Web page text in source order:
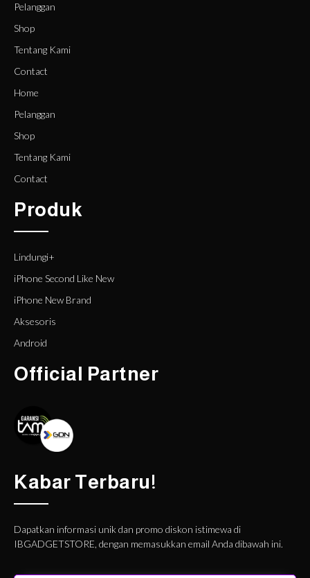
Pelanggan
Shop
Tentang Kami
Contact
Home
Pelanggan
Shop
Tentang Kami
Contact
Produk
Lindungi+
iPhone Second Like New
iPhone New Brand
Aksesoris
Android
Official Partner
Kabar Terbaru!
Dapatkan informasi unik dan promo diskon istimewa di
IBGADGETSTORE, dengan memasukkan email Anda dibawah ini.